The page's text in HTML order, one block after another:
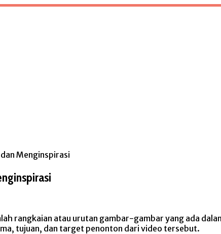
Menginspirasi
rangkaian atau urutan gambar-gambar yang ada
tujuan, dan target penonton dari video tersebut.